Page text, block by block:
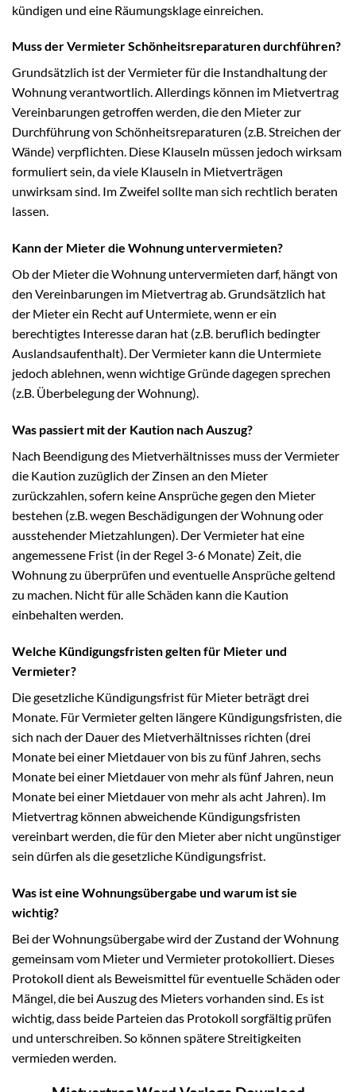
kündigen und eine Räumungsklage einreichen.
Muss der Vermieter Schönheitsreparaturen durchführen?
Grundsätzlich ist der Vermieter für die Instandhaltung der
Wohnung verantwortlich. Allerdings können im Mietvertrag
Vereinbarungen getroffen werden, die den Mieter zur
Durchführung von Schönheitsreparaturen (z.B. Streichen der
Wände) verpflichten. Diese Klauseln müssen jedoch wirksam
formuliert sein, da viele Klauseln in Mietverträgen
unwirksam sind. Im Zweifel sollte man sich rechtlich beraten
lassen.
Kann der Mieter die Wohnung untervermieten?
Ob der Mieter die Wohnung untervermieten darf, hängt von
den Vereinbarungen im Mietvertrag ab. Grundsätzlich hat
der Mieter ein Recht auf Untermiete, wenn er ein
berechtigtes Interesse daran hat (z.B. beruflich bedingter
Auslandsaufenthalt). Der Vermieter kann die Untermiete
jedoch ablehnen, wenn wichtige Gründe dagegen sprechen
(z.B. Überbelegung der Wohnung).
Was passiert mit der Kaution nach Auszug?
Nach Beendigung des Mietverhältnisses muss der Vermieter
die Kaution zuzüglich der Zinsen an den Mieter
zurückzahlen, sofern keine Ansprüche gegen den Mieter
bestehen (z.B. wegen Beschädigungen der Wohnung oder
ausstehender Mietzahlungen). Der Vermieter hat eine
angemessene Frist (in der Regel 3-6 Monate) Zeit, die
Wohnung zu überprüfen und eventuelle Ansprüche geltend
zu machen. Nicht für alle Schäden kann die Kaution
einbehalten werden.
Welche Kündigungsfristen gelten für Mieter und
Vermieter?
Die gesetzliche Kündigungsfrist für Mieter beträgt drei
Monate. Für Vermieter gelten längere Kündigungsfristen, die
sich nach der Dauer des Mietverhältnisses richten (drei
Monate bei einer Mietdauer von bis zu fünf Jahren, sechs
Monate bei einer Mietdauer von mehr als fünf Jahren, neun
Monate bei einer Mietdauer von mehr als acht Jahren). Im
Mietvertrag können abweichende Kündigungsfristen
vereinbart werden, die für den Mieter aber nicht ungünstiger
sein dürfen als die gesetzliche Kündigungsfrist.
Was ist eine Wohnungsübergabe und warum ist sie
wichtig?
Bei der Wohnungsübergabe wird der Zustand der Wohnung
gemeinsam vom Mieter und Vermieter protokolliert. Dieses
Protokoll dient als Beweismittel für eventuelle Schäden oder
Mängel, die bei Auszug des Mieters vorhanden sind. Es ist
wichtig, dass beide Parteien das Protokoll sorgfältig prüfen
und unterschreiben. So können spätere Streitigkeiten
vermieden werden.